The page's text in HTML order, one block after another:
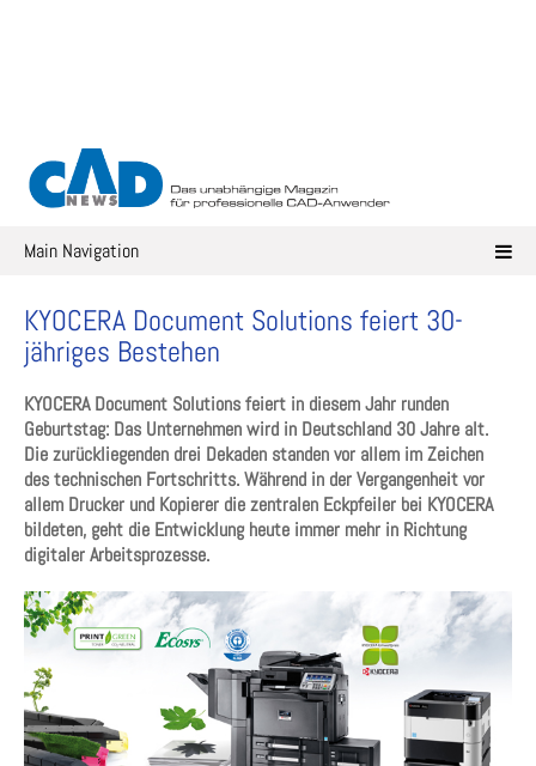
Main Navigation
KYOCERA Document Solutions feiert 30-
jähriges Bestehen
KYOCERA Document Solutions feiert in diesem Jahr runden
Geburtstag: Das Unternehmen wird in Deutschland 30 Jahre alt.
Die zurückliegenden drei Dekaden standen vor allem im Zeichen
des technischen Fortschritts. Während in der Vergangenheit vor
allem Drucker und Kopierer die zentralen Eckpfeiler bei KYOCERA
bildeten, geht die Entwicklung heute immer mehr in Richtung
digitaler Arbeitsprozesse.